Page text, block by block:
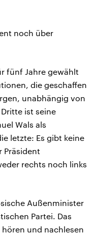
noch über
fünf Jahre gewählt
die geschaffen
unabhängig von
ist seine
Wals als
letzte: Es gibt keine
Präsident
rechts noch links
Außenminister
Partei. Das
und nachlesen